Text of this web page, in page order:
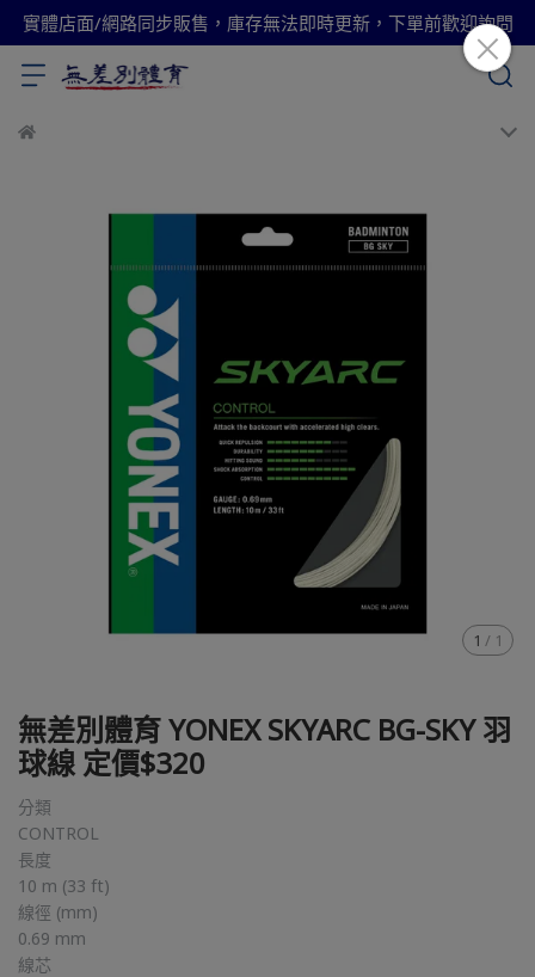
實體店面/網路同步販售，庫存無法即時更新，下單前歡迎詢問
1 / 1
無差別體育 YONEX SKYARC BG-SKY 羽
球線 定價$320
分類
CONTROL
長度
10 m (33 ft)
線徑 (mm)
0.69 mm
線芯